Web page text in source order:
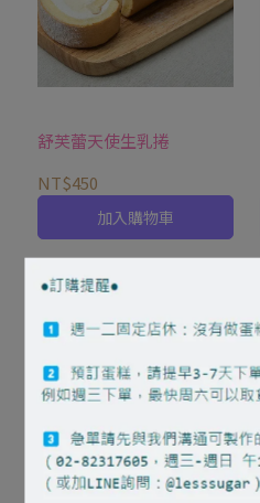
舒芙蕾天使生乳捲
NT$450
加入購物車